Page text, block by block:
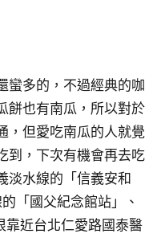
蠻多的，不過經典的咖
餅也有南瓜，所以對於
，但愛吃南瓜的人就覺
到，下次有機會再去吃
淡水線的「信義安和
「國父紀念館站」、
靠近台北仁愛路國泰醫